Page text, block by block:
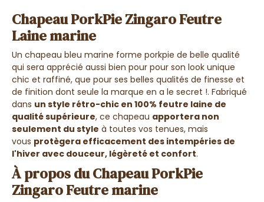
Chapeau PorkPie Zingaro Feutre
Laine marine
Un chapeau bleu marine forme porkpie de belle qualité
qui sera apprécié aussi bien pour pour son look unique
chic et raffiné, que pour ses belles qualités de finesse et
de finition dont seule la marque en a le secret !. Fabriqué
dans un style rétro-chic en 100% feutre laine de
qualité supérieure, ce chapeau apportera non
seulement du style à toutes vos tenues, mais
vous protègera efficacement des intempéries de
l'hiver avec douceur, légèreté et confort.
À propos du Chapeau PorkPie
Zingaro Feutre marine